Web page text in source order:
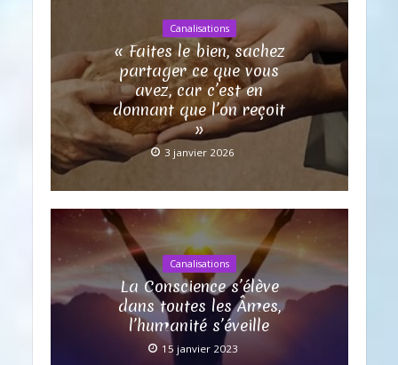
Canalisations
« Faites le bien, sachez
partager ce que vous
avez, car c’est en
donnant que l’on reçoit
»
3 janvier 2026
Canalisations
La Conscience s’élève
dans toutes les Âmes,
l’humanité s’éveille
15 janvier 2023